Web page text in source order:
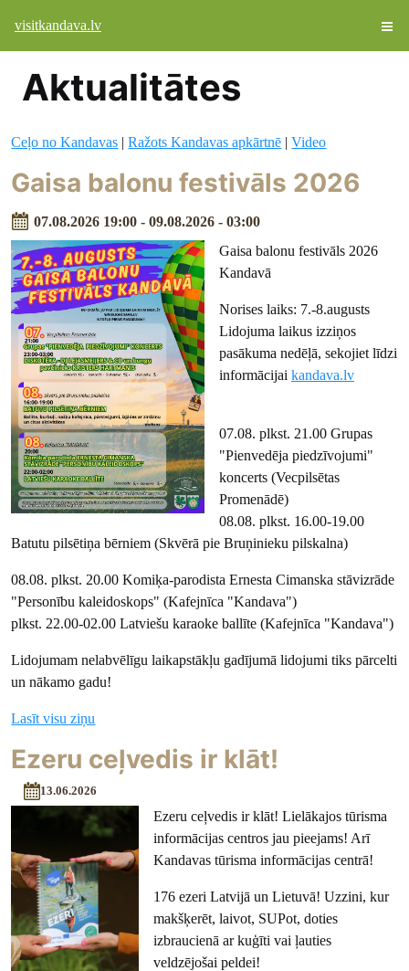
visitkandava.lv
Aktualitātes
Ceļo no Kandavas |Ražots Kandavas apkārtnē |Video
Gaisa balonu festivāls 2026
07.08.2026 19:00 - 09.08.2026 - 03:00
Gaisa balonu festivāls 2026
Kandavā
Norises laiks: 7.-8.augusts
Lidojuma laikus izziņos
pasākuma nedēļā, sekojiet līdzi
informācijai kandava.lv
07.08. plkst. 21.00 Grupas
"Pienvedēja piedzīvojumi"
koncerts (Vecpilsētas
Promenādē)
08.08. plkst. 16.00-19.00
Batutu pilsētiņa bērniem (Skvērā pie Bruņinieku pilskalna)
08.08. plkst. 20.00 Komiķa-parodista Ernesta Cimanska stāvizrāde
"Personību kaleidoskops" (Kafejnīca "Kandava")
plkst. 22.00-02.00 Latviešu karaoke ballīte (Kafejnīca "Kandava")
Lidojumam nelabvēlīgu laikapstākļu gadījumā lidojumi tiks pārcelti
un nākamo gadu!
Lasīt visu ziņu
Ezeru ceļvedis ir klāt!
13.06.2026
Ezeru ceļvedis ir klāt! Lielākajos tūrisma
informācijas centros jau pieejams! Arī
Kandavas tūrisma informācijas centrā!
176 ezeri Latvijā un Lietuvā! Uzzini, kur
makšķerēt, laivot, SUPot, doties
izbraucienā ar kuģīti vai ļauties
veldzējošai peldei!